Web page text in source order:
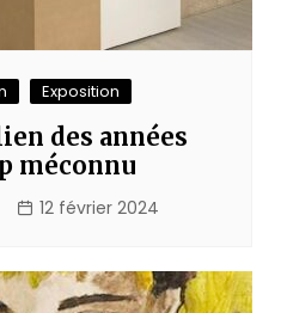
Exposition
des années
méconnu
12 février 2024